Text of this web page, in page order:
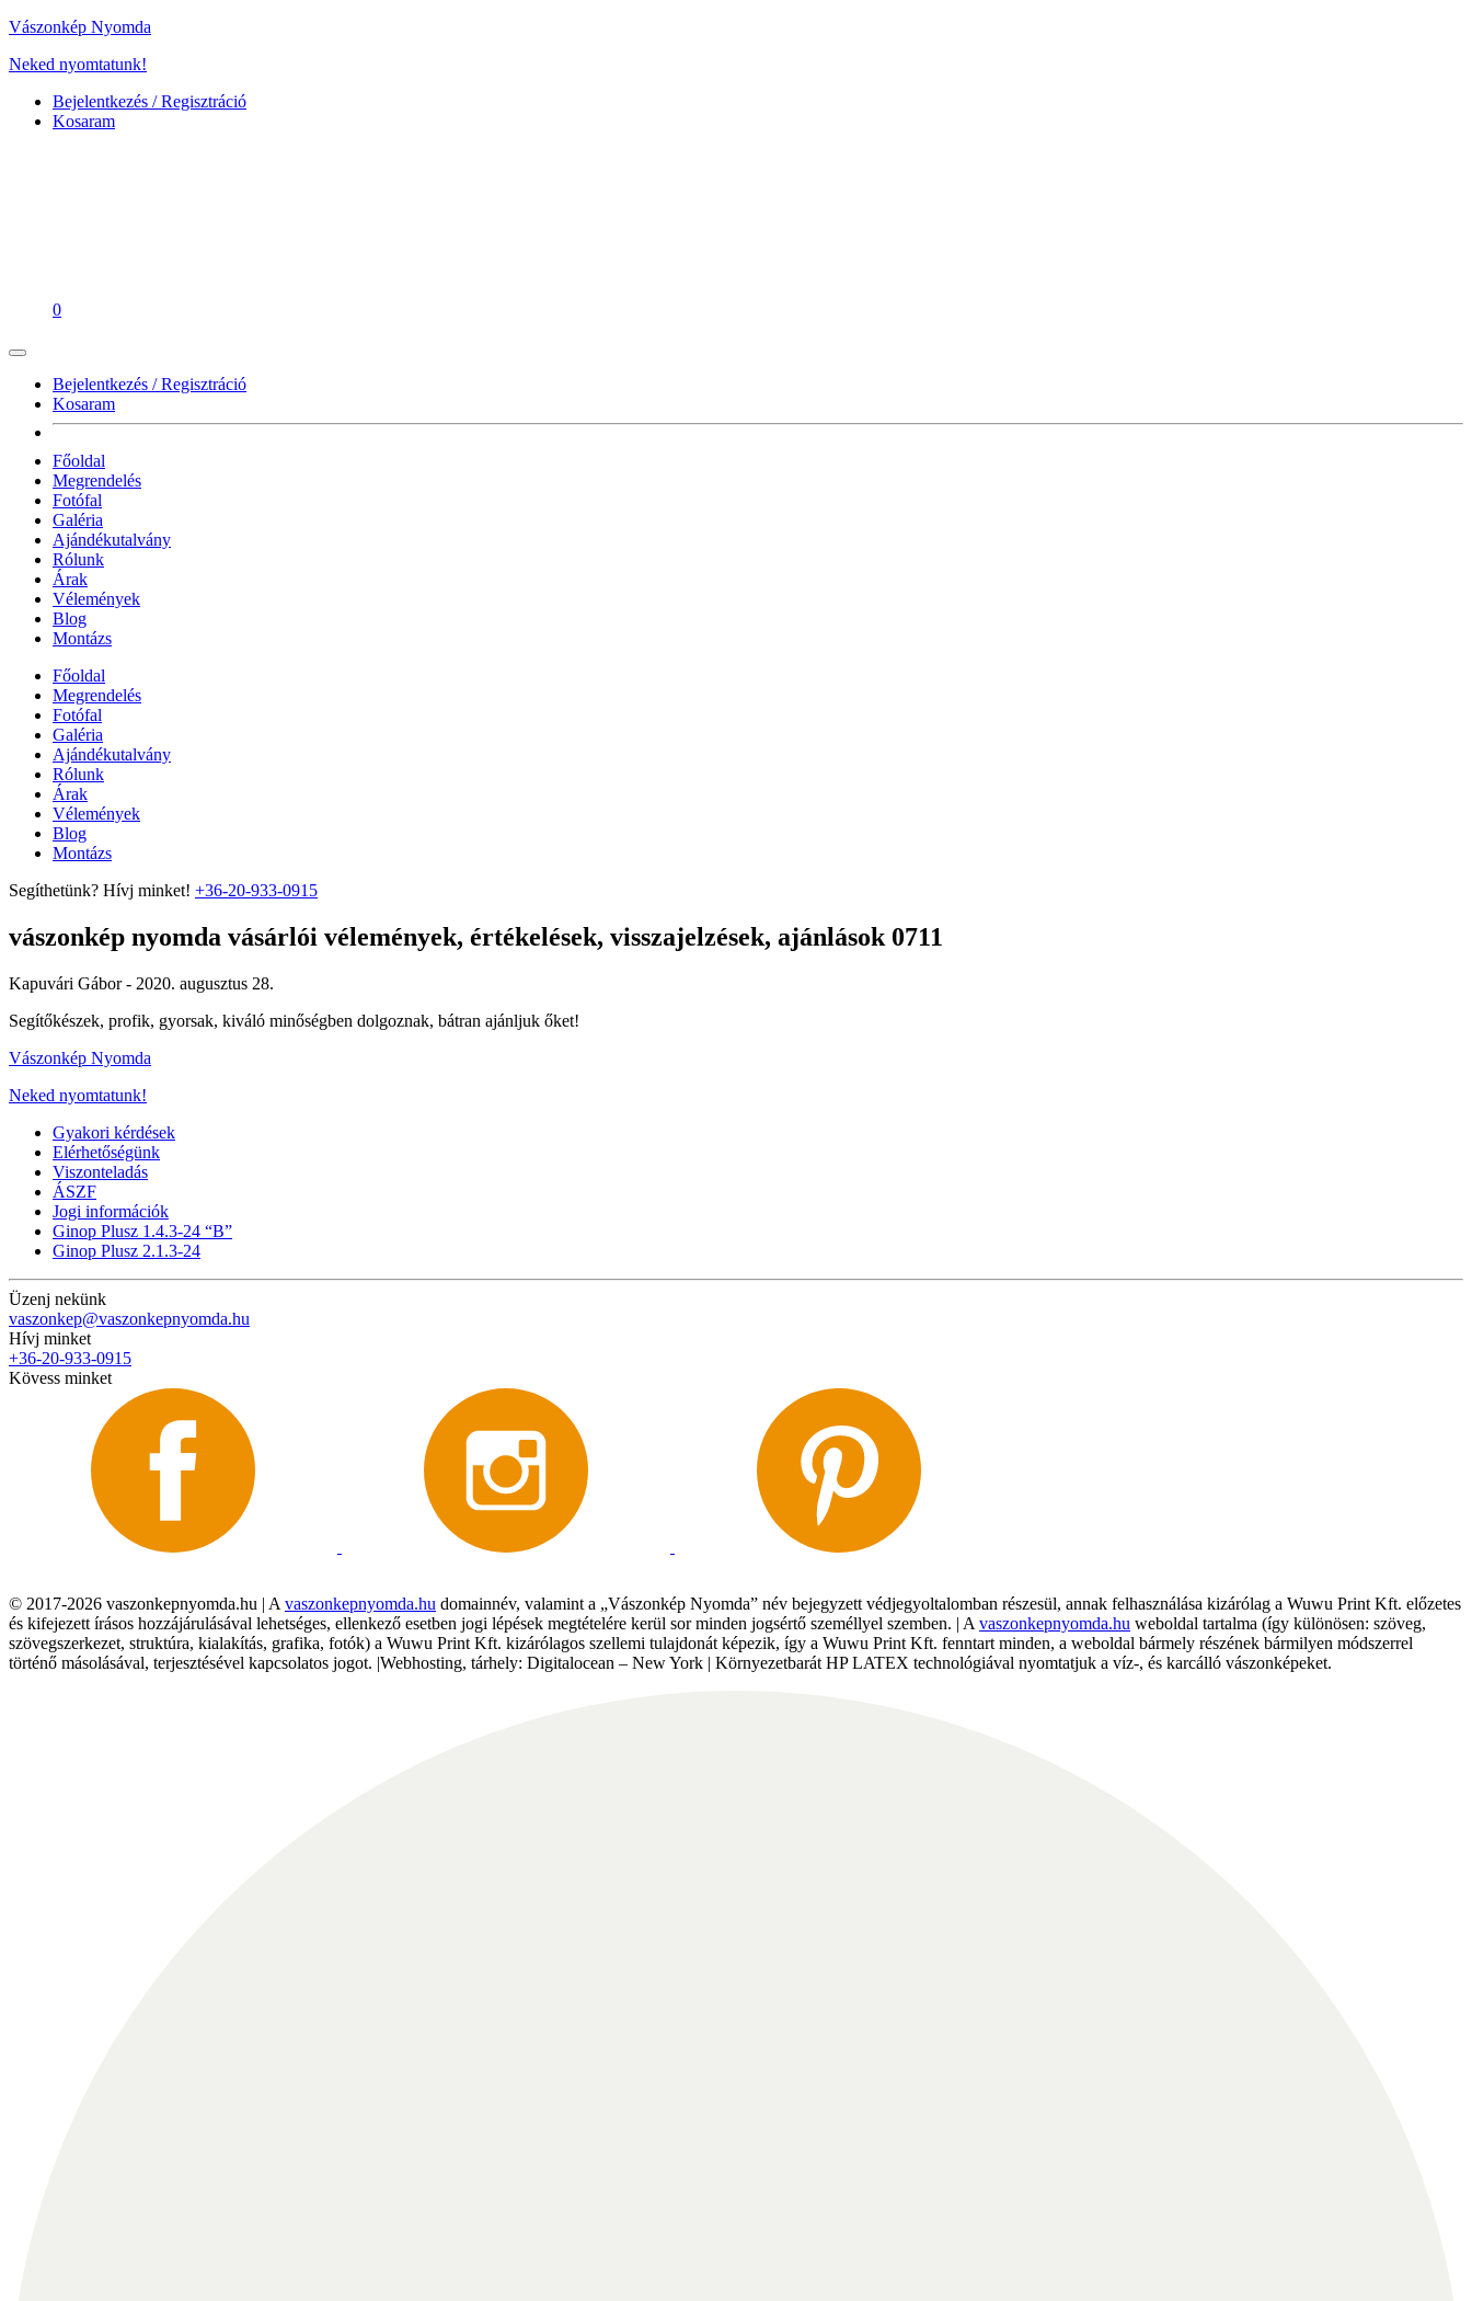
Vászonkép Nyomda
Neked nyomtatunk!
Bejelentkezés / Regisztráció
Kosaram
0
Bejelentkezés / Regisztráció
Kosaram
Főoldal
Megrendelés
Fotófal
Galéria
Ajándékutalvány
Rólunk
Árak
Vélemények
Blog
Montázs
Főoldal
Megrendelés
Fotófal
Galéria
Ajándékutalvány
Rólunk
Árak
Vélemények
Blog
Montázs
Segíthetünk? Hívj minket! +36-20-933-0915
vászonkép nyomda vásárlói vélemények, értékelések, visszajelzések, ajánlások 0711
Kapuvári Gábor - 2020. augusztus 28.
Segítőkészek, profik, gyorsak, kiváló minőségben dolgoznak, bátran ajánljuk őket!
Vászonkép Nyomda
Neked nyomtatunk!
Gyakori kérdések
Elérhetőségünk
Viszonteladás
ÁSZF
Jogi információk
Ginop Plusz 1.4.3-24 “B”
Ginop Plusz 2.1.3-24
Üzenj nekünk
vaszonkep@vaszonkepnyomda.hu
Hívj minket
+36-20-933-0915
Kövess minket
© 2017-2026 vaszonkepnyomda.hu | A vaszonkepnyomda.hu domainnév, valamint a „Vászonkép Nyomda” név bejegyzett védjegyoltalomban részesül, annak felhasználása kizárólag a Wuwu Print Kft. előzetes
és kifejezett írásos hozzájárulásával lehetséges, ellenkező esetben jogi lépések megtételére kerül sor minden jogsértő személlyel szemben. | A vaszonkepnyomda.hu weboldal tartalma (így különösen: szöveg,
szövegszerkezet, struktúra, kialakítás, grafika, fotók) a Wuwu Print Kft. kizárólagos szellemi tulajdonát képezik, így a Wuwu Print Kft. fenntart minden, a weboldal bármely részének bármilyen módszerrel
történő másolásával, terjesztésével kapcsolatos jogot. |Webhosting, tárhely: Digitalocean – New York | Környezetbarát HP LATEX technológiával nyomtatjuk a víz-, és karcálló vászonképeket.